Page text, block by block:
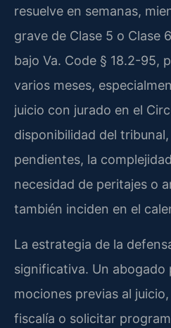
resuelve en semanas,
grave de Clase 5 o Clase
bajo Va. Code § 18.2-95,
varios meses,
juicio con jurado en el
disponibilidad del
pendientes, la
necesidad de peritajes o
también inciden en el
La estrategia de la
significativa. Un abogado
mociones previas al
fiscalía o solicitar